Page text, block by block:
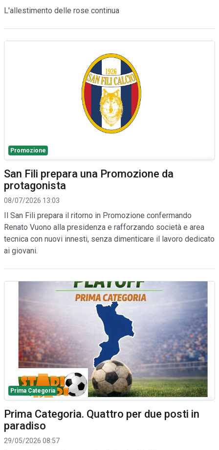
L'allestimento delle rose continua
Promozione
San Fili prepara una Promozione da
protagonista
08/07/2026 13:03
Il San Fili prepara il ritorno in Promozione confermando
Renato Vuono alla presidenza e rafforzando società e area
tecnica con nuovi innesti, senza dimenticare il lavoro dedicato
ai giovani.
Prima Categoria
Prima Categoria. Quattro per due posti in
paradiso
29/05/2026 08:57